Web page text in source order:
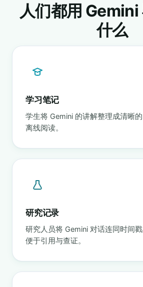
人们都用 Gemini
什么
学习笔记
学生将 Gemini 的讲解整理成清晰
离线阅读。
研究记录
研究人员将 Gemini 对话连同时间
便于引用与查证。